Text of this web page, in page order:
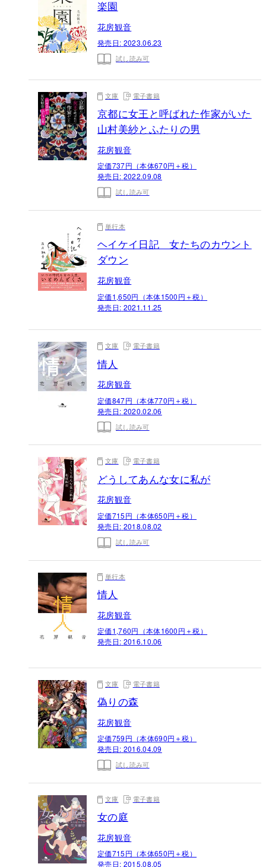
楽園
花房観音
発売日: 2023.06.23
試し読み可
文庫 電子書籍
京都に女王と呼ばれた作家がいた
山村美紗とふたりの男
花房観音
定価737円（本体670円＋税）
発売日: 2022.09.08
試し読み可
単行本
ヘイケイ日記 女たちのカウント
ダウン
花房観音
定価1,650円（本体1500円＋税）
発売日: 2021.11.25
文庫 電子書籍
情人
花房観音
定価847円（本体770円＋税）
発売日: 2020.02.06
試し読み可
文庫 電子書籍
どうしてあんな女に私が
花房観音
定価715円（本体650円＋税）
発売日: 2018.08.02
試し読み可
単行本
情人
花房観音
定価1,760円（本体1600円＋税）
発売日: 2016.10.06
文庫 電子書籍
偽りの森
花房観音
定価759円（本体690円＋税）
発売日: 2016.04.09
試し読み可
文庫 電子書籍
女の庭
花房観音
定価715円（本体650円＋税）
発売日: 2015.08.05